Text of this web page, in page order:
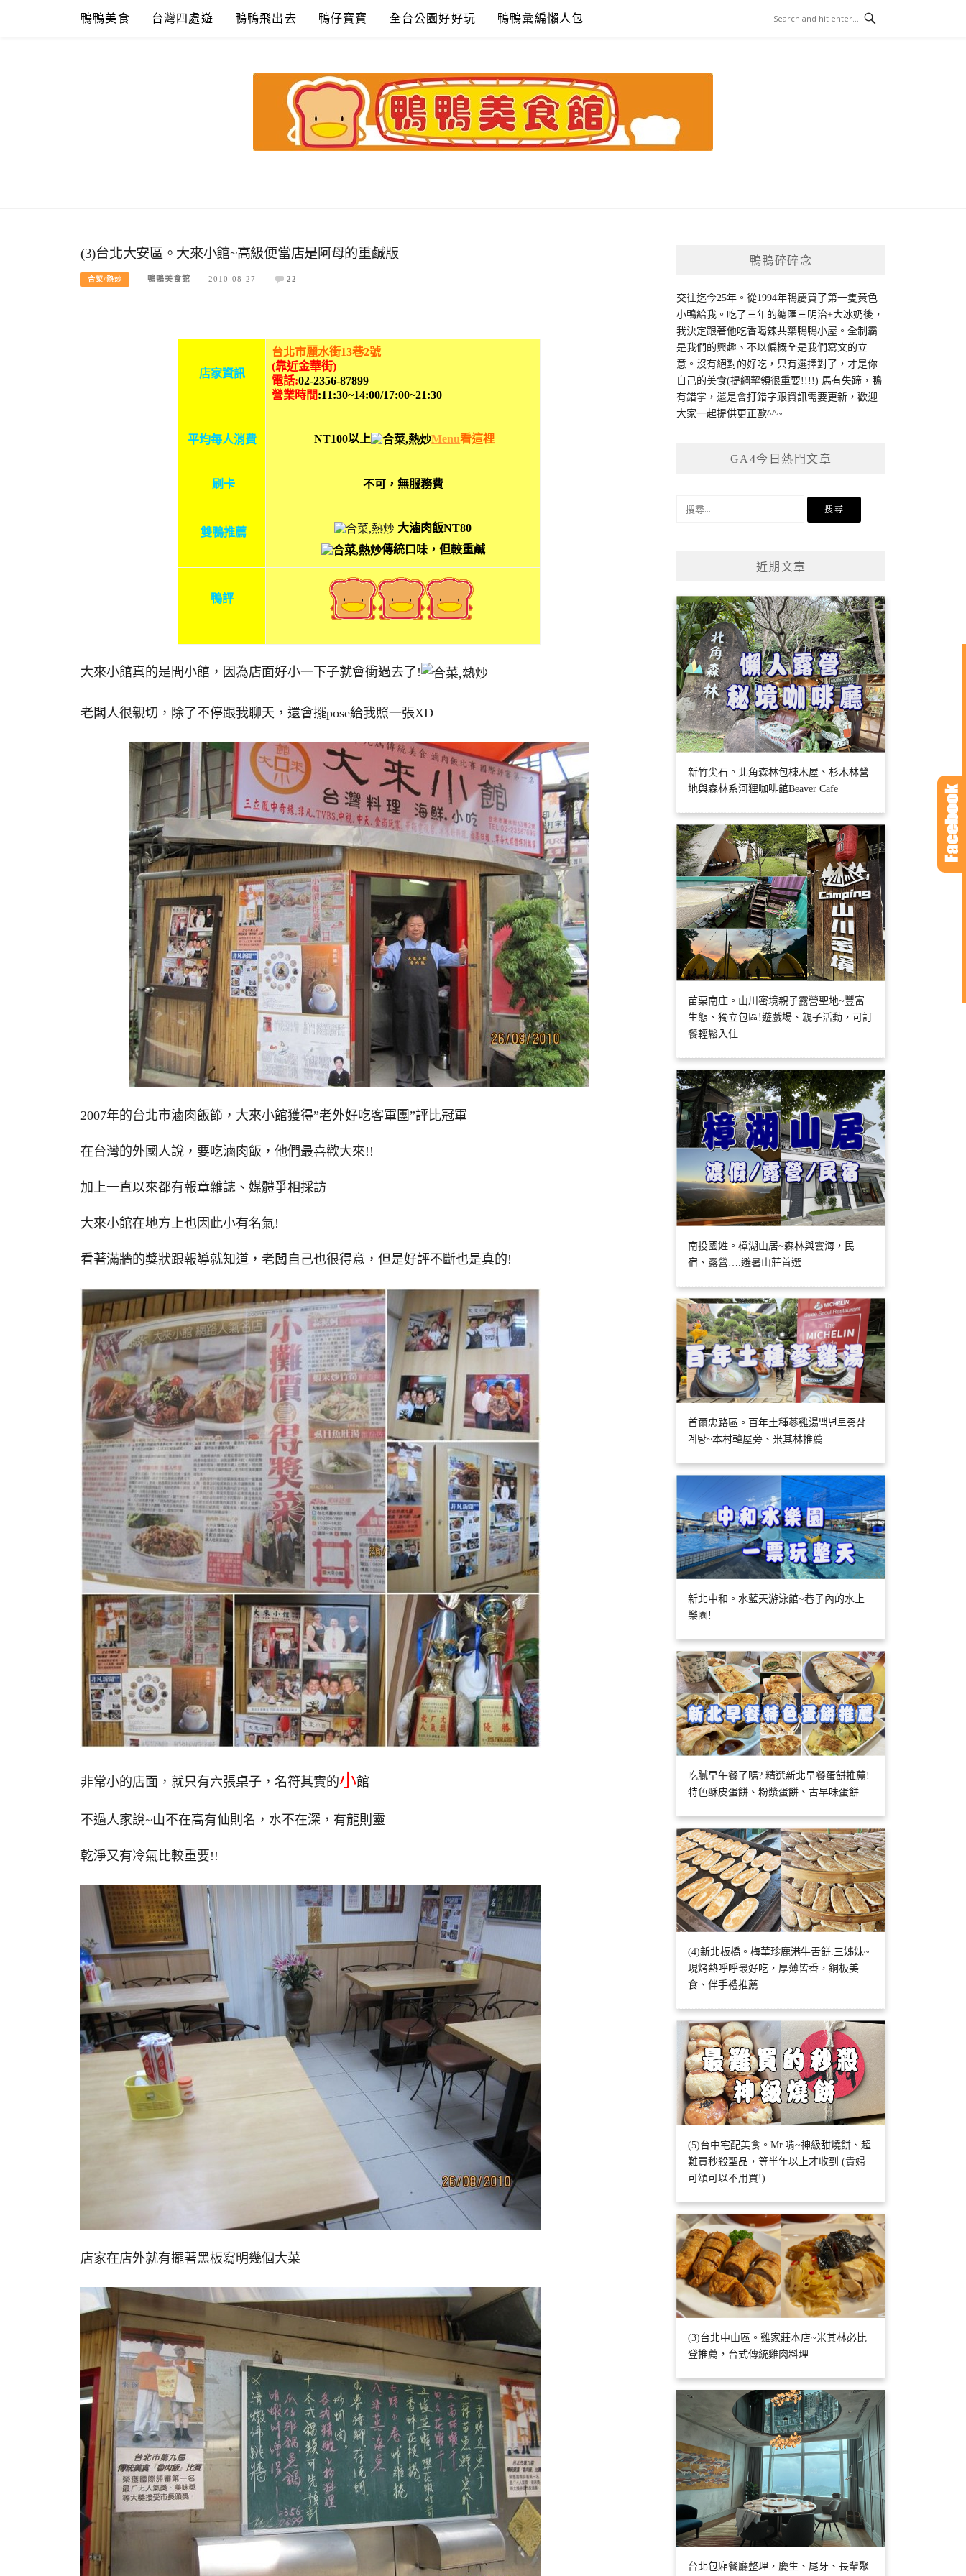
鴨鴨美食 台灣四處遊 鴨鴨飛出去 鴨仔寶寶 全台公園好好玩 鴨鴨彙編懶人包
(3)台北大安區。大來小館~高級便當店是阿母的重鹹版
合菜/熱炒 鴨鴨美食館 2010-08-27 22
店家資訊
台北市麗水街13巷2號
(靠近金華街)
電話:02-2356-87899
營業時間:11:30~14:00/17:00~21:30
平均每人消費 NT100以上 Menu看這裡
刷卡 不可，無服務費
雙鴨推薦
大滷肉飯NT80
傳統口味，但較重鹹
鴨評
大來小館真的是間小館，因為店面好小一下子就會衝過去了!
老闆人很親切，除了不停跟我聊天，還會擺pose給我照一張XD
2007年的台北市滷肉飯節，大來小館獲得”老外好吃客軍團”評比冠軍
在台灣的外國人說，要吃滷肉飯，他們最喜歡大來!!
加上一直以來都有報章雜誌、媒體爭相採訪
大來小館在地方上也因此小有名氣!
看著滿牆的獎狀跟報導就知道，老闆自己也很得意，但是好評不斷也是真的!
非常小的店面，就只有六張桌子，名符其實的小館
不過人家說~山不在高有仙則名，水不在深，有龍則靈
乾淨又有冷氣比較重要!!
店家在店外就有擺著黑板寫明幾個大菜
鴨鴨碎碎念
交往迄今25年。從1994年鴨慶買了第一隻黃色
小鴨給我。吃了三年的總匯三明治+大冰奶後，
我決定跟著他吃香喝辣共築鴨鴨小屋。全制霸
是我們的興趣、不以偏概全是我們寫文的立
意。沒有絕對的好吃，只有選擇對了，才是你
自己的美食(提綱挈領很重要!!!!) 馬有失蹄，鴨
有錯掌，還是會打錯字跟資訊需要更新，歡迎
大家一起提供更正歐^^~
GA4今日熱門文章
近期文章
新竹尖石。北角森林包棟木屋、杉木林營
地與森林系河狸咖啡館Beaver Cafe
苗栗南庄。山川密境親子露營聖地~豐富
生態、獨立包區!遊戲場、親子活動，可訂
餐輕鬆入住
南投國姓。樟湖山居~森林與雲海，民
宿、露營….避暑山莊首選
首爾忠路區。百年土種蔘雞湯백년토종삼
계탕~本村韓屋旁、米其林推薦
新北中和。水藍天游泳館~巷子內的水上
樂園!
吃膩早午餐了嗎? 精選新北早餐蛋餅推薦!
特色酥皮蛋餅、粉漿蛋餅、古早味蛋餅….
(4)新北板橋。梅華珍鹿港牛舌餅.三姊妹~
現烤熱呼呼最好吃，厚薄皆香，銅板美
食、伴手禮推薦
(5)台中宅配美食。Mr.啃~神級甜燒餅、超
難買秒殺聖品，等半年以上才收到 (貴婦
可頌可以不用買!)
(3)台北中山區。雞家莊本店~米其林必比
登推薦，台式傳統雞肉料理
台北包廂餐廳整理，慶生、尾牙、長輩聚